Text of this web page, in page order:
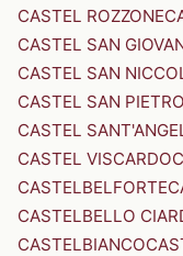
CASTEL ROZZONE
CASTEL SAN
CASTEL SAN
CASTEL SAN
CASTEL
CASTEL VISCARDO
CASTELBELFORTE
CASTELBELLO
CASTELBIANCO